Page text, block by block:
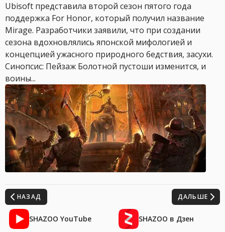
Ubisoft представила второй сезон пятого года
поддержка For Honor, который получил название
Mirage. Разработчики заявили, что при создании
сезона вдохновлялись японской мифологией и
концепцией ужасного природного бедствия, засухи.
Синопсис: Пейзаж Болотной пустоши изменится, и
воины...
НАЗАД ДАЛЬШЕ
SHAZOO YouTube SHAZOO в Дзен